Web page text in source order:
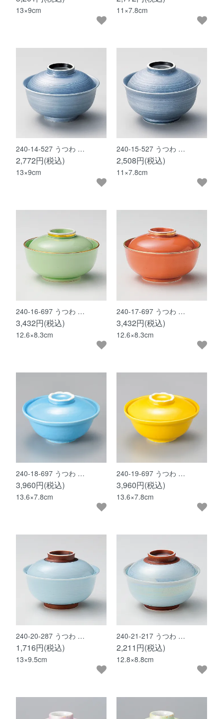
13×9cm 11×7.8cm
240-14-527 うつわ …
2,772円(税込)
13×9cm
240-15-527 うつわ …
2,508円(税込)
11×7.8cm
240-16-697 うつわ …
3,432円(税込)
12.6×8.3cm
240-17-697 うつわ …
3,432円(税込)
12.6×8.3cm
240-18-697 うつわ …
3,960円(税込)
13.6×7.8cm
240-19-697 うつわ …
3,960円(税込)
13.6×7.8cm
240-20-287 うつわ …
1,716円(税込)
13×9.5cm
240-21-217 うつわ …
2,211円(税込)
12.8×8.8cm